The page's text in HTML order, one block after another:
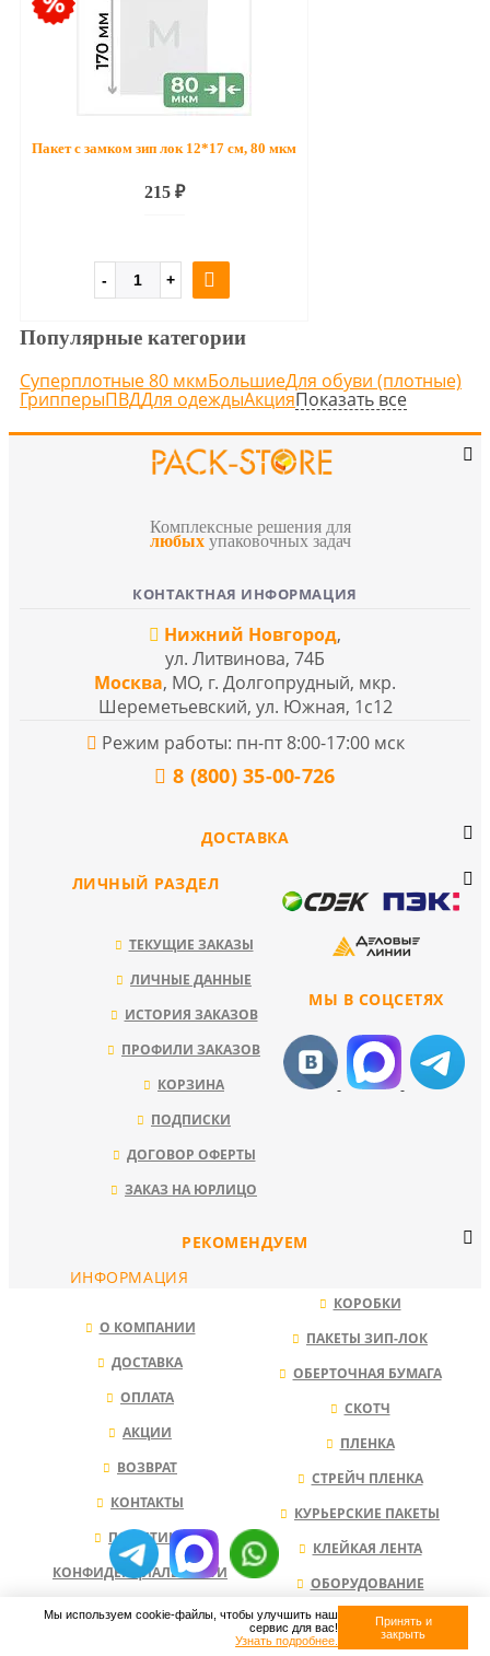
Пакет с замком зип лок 12*17 см, 80 мкм
215 ₽
Популярные категории
Суперплотные 80 мкмБольшиеДля обуви (плотные)
ГрипперыПВДДля одеждыАкцияПоказать все
Комплексные решения для
любых упаковочных задач
КОНТАКТНАЯ ИНФОРМАЦИЯ
Нижний Новгород,
ул. Литвинова, 74Б
Москва, МО, г. Долгопрудный, мкр.
Шереметьевский, ул. Южная, 1с12
Режим работы: пн-пт 8:00-17:00 мск
8 (800) 35-00-726
ДОСТАВКА
МЫ В СОЦСЕТЯХ
ЛИЧНЫЙ РАЗДЕЛ
ТЕКУЩИЕ ЗАКАЗЫ
ЛИЧНЫЕ ДАННЫЕ
ИСТОРИЯ ЗАКАЗОВ
ПРОФИЛИ ЗАКАЗОВ
КОРЗИНА
ПОДПИСКИ
ДОГОВОР ОФЕРТЫ
ЗАКАЗ НА ЮРЛИЦО
РЕКОМЕНДУЕМ
КОРОБКИ
ПАКЕТЫ ЗИП-ЛОК
ОБЕРТОЧНАЯ БУМАГА
СКОТЧ
ПЛЕНКА
СТРЕЙЧ ПЛЕНКА
КУРЬЕРСКИЕ ПАКЕТЫ
КЛЕЙКАЯ ЛЕНТА
ОБОРУДОВАНИЕ
НАПОЛНИТЕЛЬ ДЛЯ КОРОБОК
ИНФОРМАЦИЯ
О КОМПАНИИ
ДОСТАВКА
ОПЛАТА
АКЦИИ
ВОЗВРАТ
КОНТАКТЫ
ПОЛИТИКА
КОНФИДЕНЦИАЛЬНОСТИ
Мы используем cookie-файлы, чтобы улучшить наш
сервис для вас!
Узнать подробнее.
Принять и
закрыть